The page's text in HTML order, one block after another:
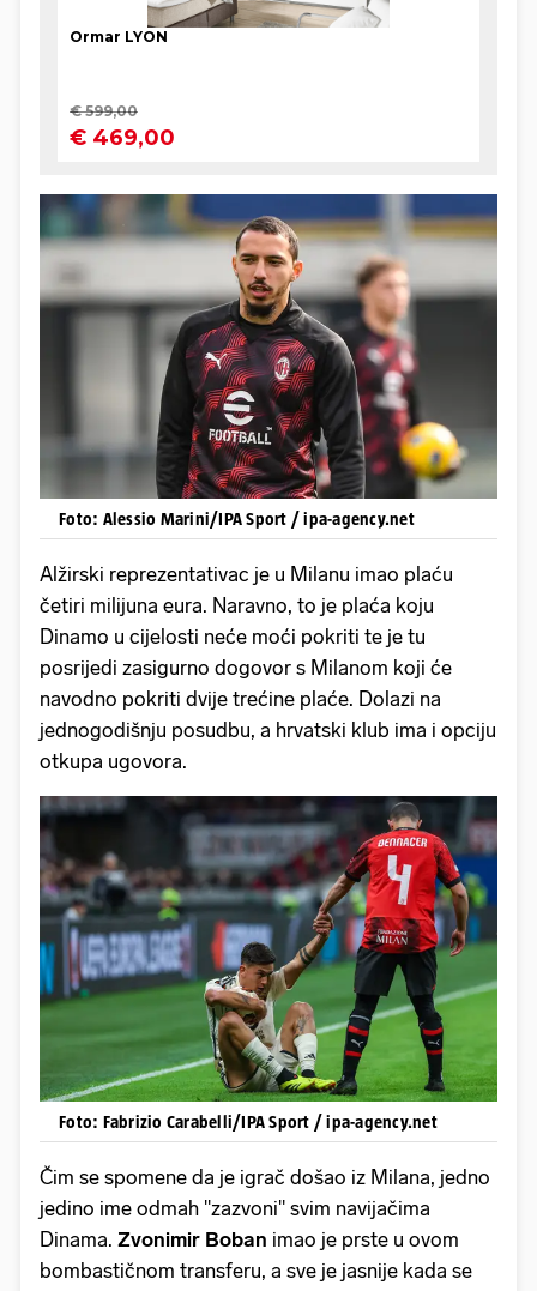
Foto: Alessio Marini/IPA Sport / ipa-agency.net
Alžirski reprezentativac je u Milanu imao plaću
četiri milijuna eura. Naravno, to je plaća koju
Dinamo u cijelosti neće moći pokriti te je tu
posrijedi zasigurno dogovor s Milanom koji će
navodno pokriti dvije trećine plaće. Dolazi na
jednogodišnju posudbu, a hrvatski klub ima i opciju
otkupa ugovora.
Foto: Fabrizio Carabelli/IPA Sport / ipa-agency.net
Čim se spomene da je igrač došao iz Milana, jedno
jedino ime odmah "zazvoni" svim navijačima
Dinama. Zvonimir Boban imao je prste u ovom
bombastičnom transferu, a sve je jasnije kada se